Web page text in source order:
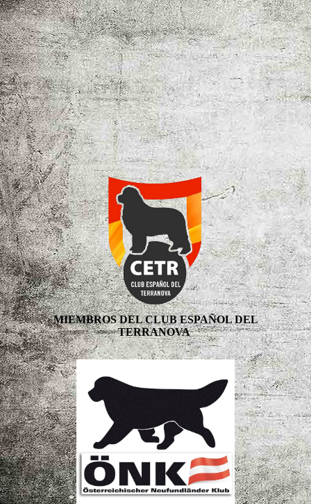
MIEMBROS DEL CLUB ESPAÑOL DEL
TERRANOVA